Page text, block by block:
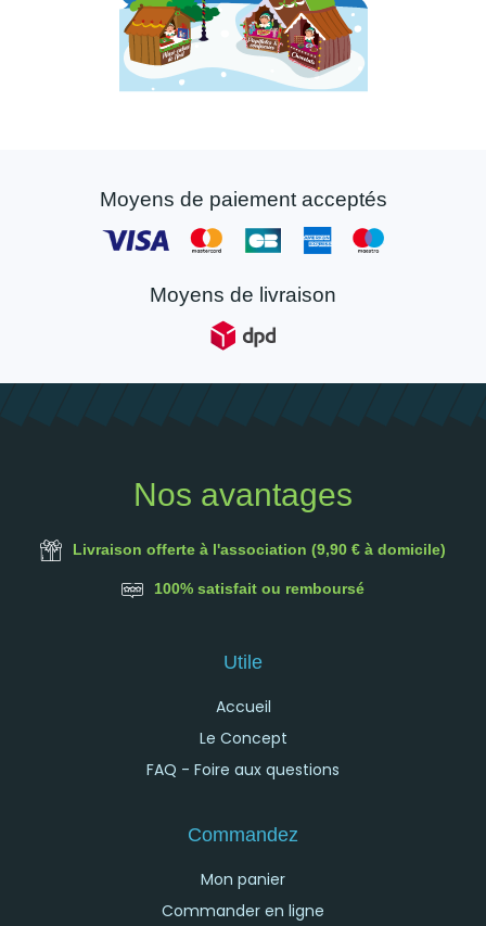
Moyens de paiement acceptés
Moyens de livraison
Nos avantages
Livraison offerte à l'association (9,90 € à domicile)
100% satisfait ou remboursé
Utile
Accueil
Le Concept
FAQ - Foire aux questions
Commandez
Mon panier
Commander en ligne